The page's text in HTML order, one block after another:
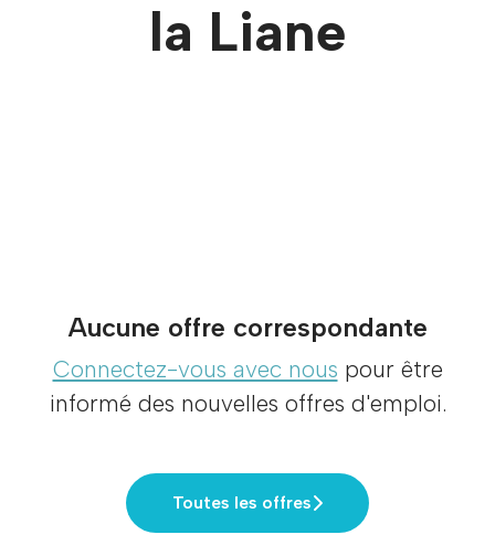
la Liane
Aucune offre correspondante
Connectez-vous avec nous pour être
informé des nouvelles offres d'emploi.
Toutes les offres